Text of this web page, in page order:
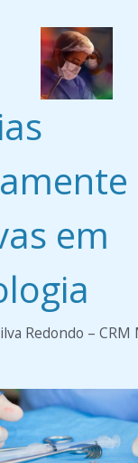
em
Redondo – CRM